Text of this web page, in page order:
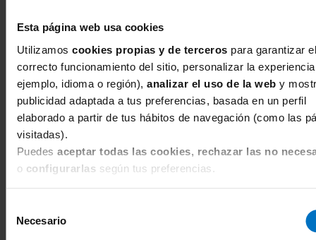
Esta página web usa cookies
Utilizamos cookies propias y de terceros para garantizar el
correcto funcionamiento del sitio, personalizar la
ejemplo, idioma o región), analizar el uso de la web y
publicidad adaptada a tus preferencias, basada en un perfil
elaborado a partir de tus hábitos de navegación (como las
visitadas).
Puedes aceptar todas las cookies, rechazar las no
o configurarlas según tus preferencias.
Necesario
costura
Braga Clasica invisible Janira Brislip
Flexie Adapt 32140
Mari jose
★★★★★
Muy buena braga
Ya las había tenido antes, son muy comodas